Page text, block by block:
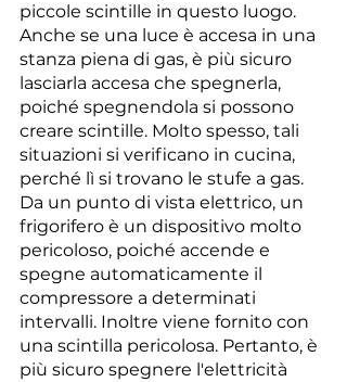
piccole scintille in questo luogo.
Anche se una luce è accesa in una
stanza piena di gas, è più sicuro
lasciarla accesa che spegnerla,
poiché spegnendola si possono
creare scintille. Molto spesso, tali
situazioni si verificano in cucina,
perché lì si trovano le stufe a gas.
Da un punto di vista elettrico, un
frigorifero è un dispositivo molto
pericoloso, poiché accende e
spegne automaticamente il
compressore a determinati
intervalli. Inoltre viene fornito con
una scintilla pericolosa. Pertanto, è
più sicuro spegnere l'elettricità